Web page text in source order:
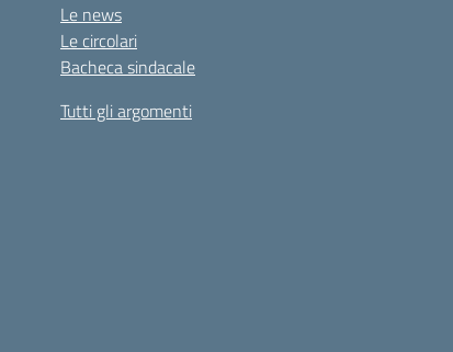
Le news
Le circolari
Bacheca sindacale
Tutti gli argomenti